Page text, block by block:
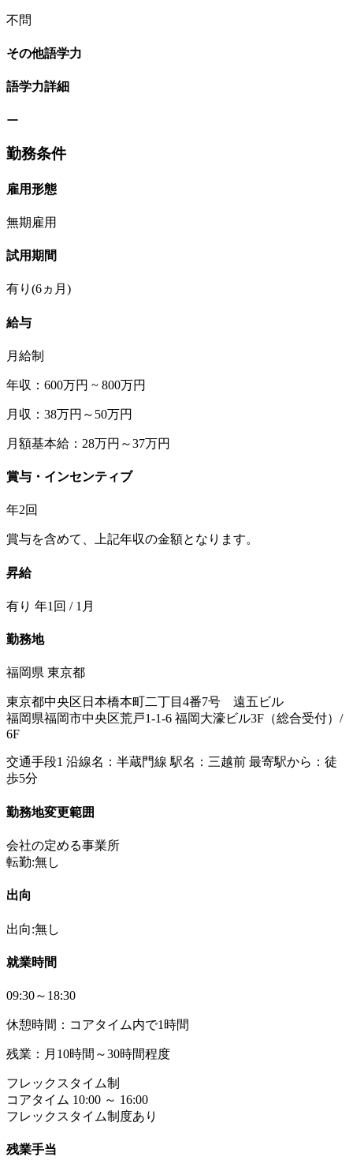
不問
その他語学力
語学力詳細
ー
勤務条件
雇用形態
無期雇用
試用期間
有り(6ヵ月)
給与
月給制
年収：600万円 ~ 800万円
月収：38万円～50万円
月額基本給：28万円～37万円
賞与・インセンティブ
年2回
賞与を含めて、上記年収の金額となります。
昇給
有り 年1回 / 1月
勤務地
福岡県 東京都
東京都中央区日本橋本町二丁目4番7号 遠五ビル
福岡県福岡市中央区荒戸1-1-6 福岡大濠ビル3F（総合受付）/
6F
交通手段1 沿線名：半蔵門線 駅名：三越前 最寄駅から：徒
歩5分
勤務地変更範囲
会社の定める事業所
転勤:無し
出向
出向:無し
就業時間
09:30～18:30
休憩時間：コアタイム内で1時間
残業：月10時間～30時間程度
フレックスタイム制
コアタイム 10:00 ～ 16:00
フレックスタイム制度あり
残業手当